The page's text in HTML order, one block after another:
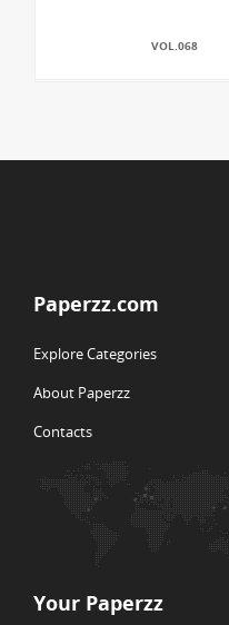
VOL.068
Paperzz.com
Explore Categories
About Paperzz
Contacts
Your Paperzz